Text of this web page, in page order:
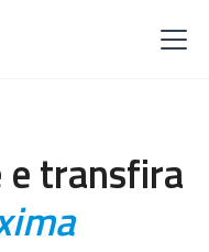
e transfira